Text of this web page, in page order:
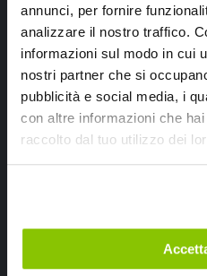
annunci, per fornire
analizzare il nostro traffico.
informazioni sul modo in cui
nostri partner che si
pubblicità e social media, i
con altre informazioni che
raccolto dal tuo utilizzo dei
SpeedUp.it
Treviso, Italy 31040